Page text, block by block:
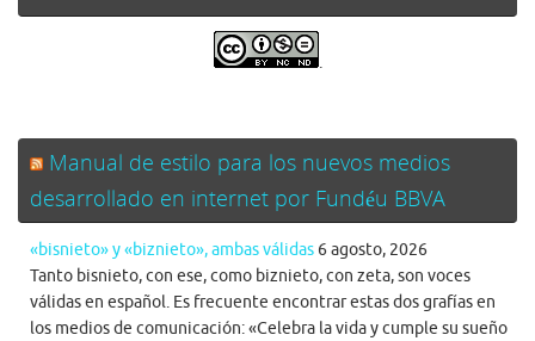
.
Manual de estilo para los nuevos medios
desarrollado en internet por Fundéu BBVA
«bisnieto» y «biznieto», ambas válidas 6 agosto, 2026
Tanto bisnieto, con ese, como biznieto, con zeta, son voces
válidas en español. Es frecuente encontrar estas dos grafías en
los medios de comunicación: «Celebra la vida y cumple su sueño